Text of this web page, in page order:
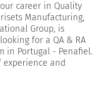
career in Quality
Manufacturing,
Group, is
for a QA & RA
in Portugal - Penafiel.
and